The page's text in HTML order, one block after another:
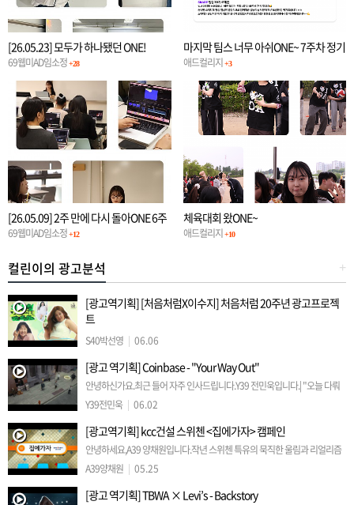
[26.05.23] 모두가 하나됐던 ONE!
69웹미AD임소정+28
마지막 팀스 너무 아쉬ONE~ 7주차 정기
일정
애드컬리지+3
[26.05.09] 2주 만에 다시 돌아ONE 6주
차 정기일정
69웹미AD임소정+12
체육대회 왔ONE~
애드컬리지+10
+
컬린이의 광고분석
[광고역기획] [처음처럼X이수지] 처음처럼 20주년 광고프로젝
트
안녕하세요 S40 박선영입니다.유튜브에서 우연히 보고 완전 빠진 광고를 소
입니다.2주 전에 유튜브에 첫 개시 되었는데, 벌써 1000만 조회수…
S40박선영 | 06.06
[광고 역기획] Coinbase - "Your Way Out"
안녕하신가요.최근 들어 자주 인사드립니다.Y39 전민욱입니다.| "오늘 다뤄
볼 광고는.."몇 달 전 인스타그램을 하다가, 즐겨보던 Hypebeast 계정에서
Y39전민욱 | 06.02
[광고역기획] kcc건설 스위첸 <집에가자> 캠페인
안녕하세요,A39 양채원입니다.작년 스위첸 특유의 묵직한 울림과 리얼리즘
이 돋보이는 TVCF가 공개되었습니다.아직까지도 많은 사람들의 공감을 얻
A39양채원 | 05.25
[광고 역기획] TBWA × Levi’s - Backstory